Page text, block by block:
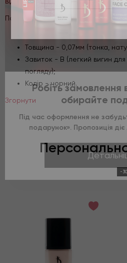
Параметри:
Товщина - 0,07мм (тонка,
Завиток - В (легкий вигин для
погляду);
Колір - чорний.
Згорнути
-
Робіть замовлення
обирайте
подарунок». Пропозиція